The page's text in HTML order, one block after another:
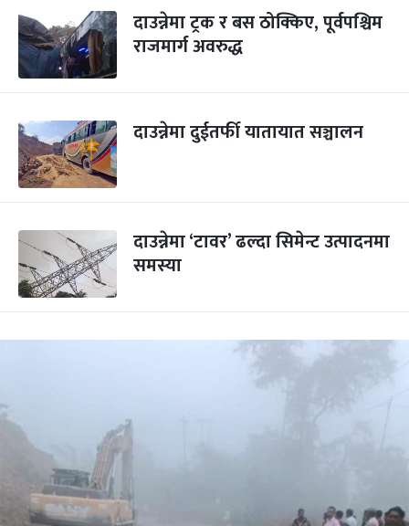
दाउन्नेमा ट्रक र बस ठोक्किए, पूर्वपश्चिम
राजमार्ग अवरुद्ध
दाउन्नेमा दुईतर्फी यातायात सञ्चालन
दाउन्नेमा ‘टावर’ ढल्दा सिमेन्ट उत्पादनमा
समस्या